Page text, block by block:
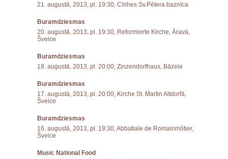
21. augustā, 2013, pl. 19:30, Cīrihes Sv.Pētera baznīca
Buramdziesmas
20. augustā, 2013, pl. 19:30, Reformierte Kirche, Āravā,
Šveice
Buramdziesmas
18. augustā, 2013, pl. 20:00, Zinzendorfhaus, Bāzele
Buramdziesmas
17. augustā, 2013, pl. 20:00, Kirche St. Martin Altdorfā,
Šveice
Buramdziesmas
16. augustā, 2013, pl. 19:30, Abbatiale de Romainmôtier,
Šveice
Music National Food